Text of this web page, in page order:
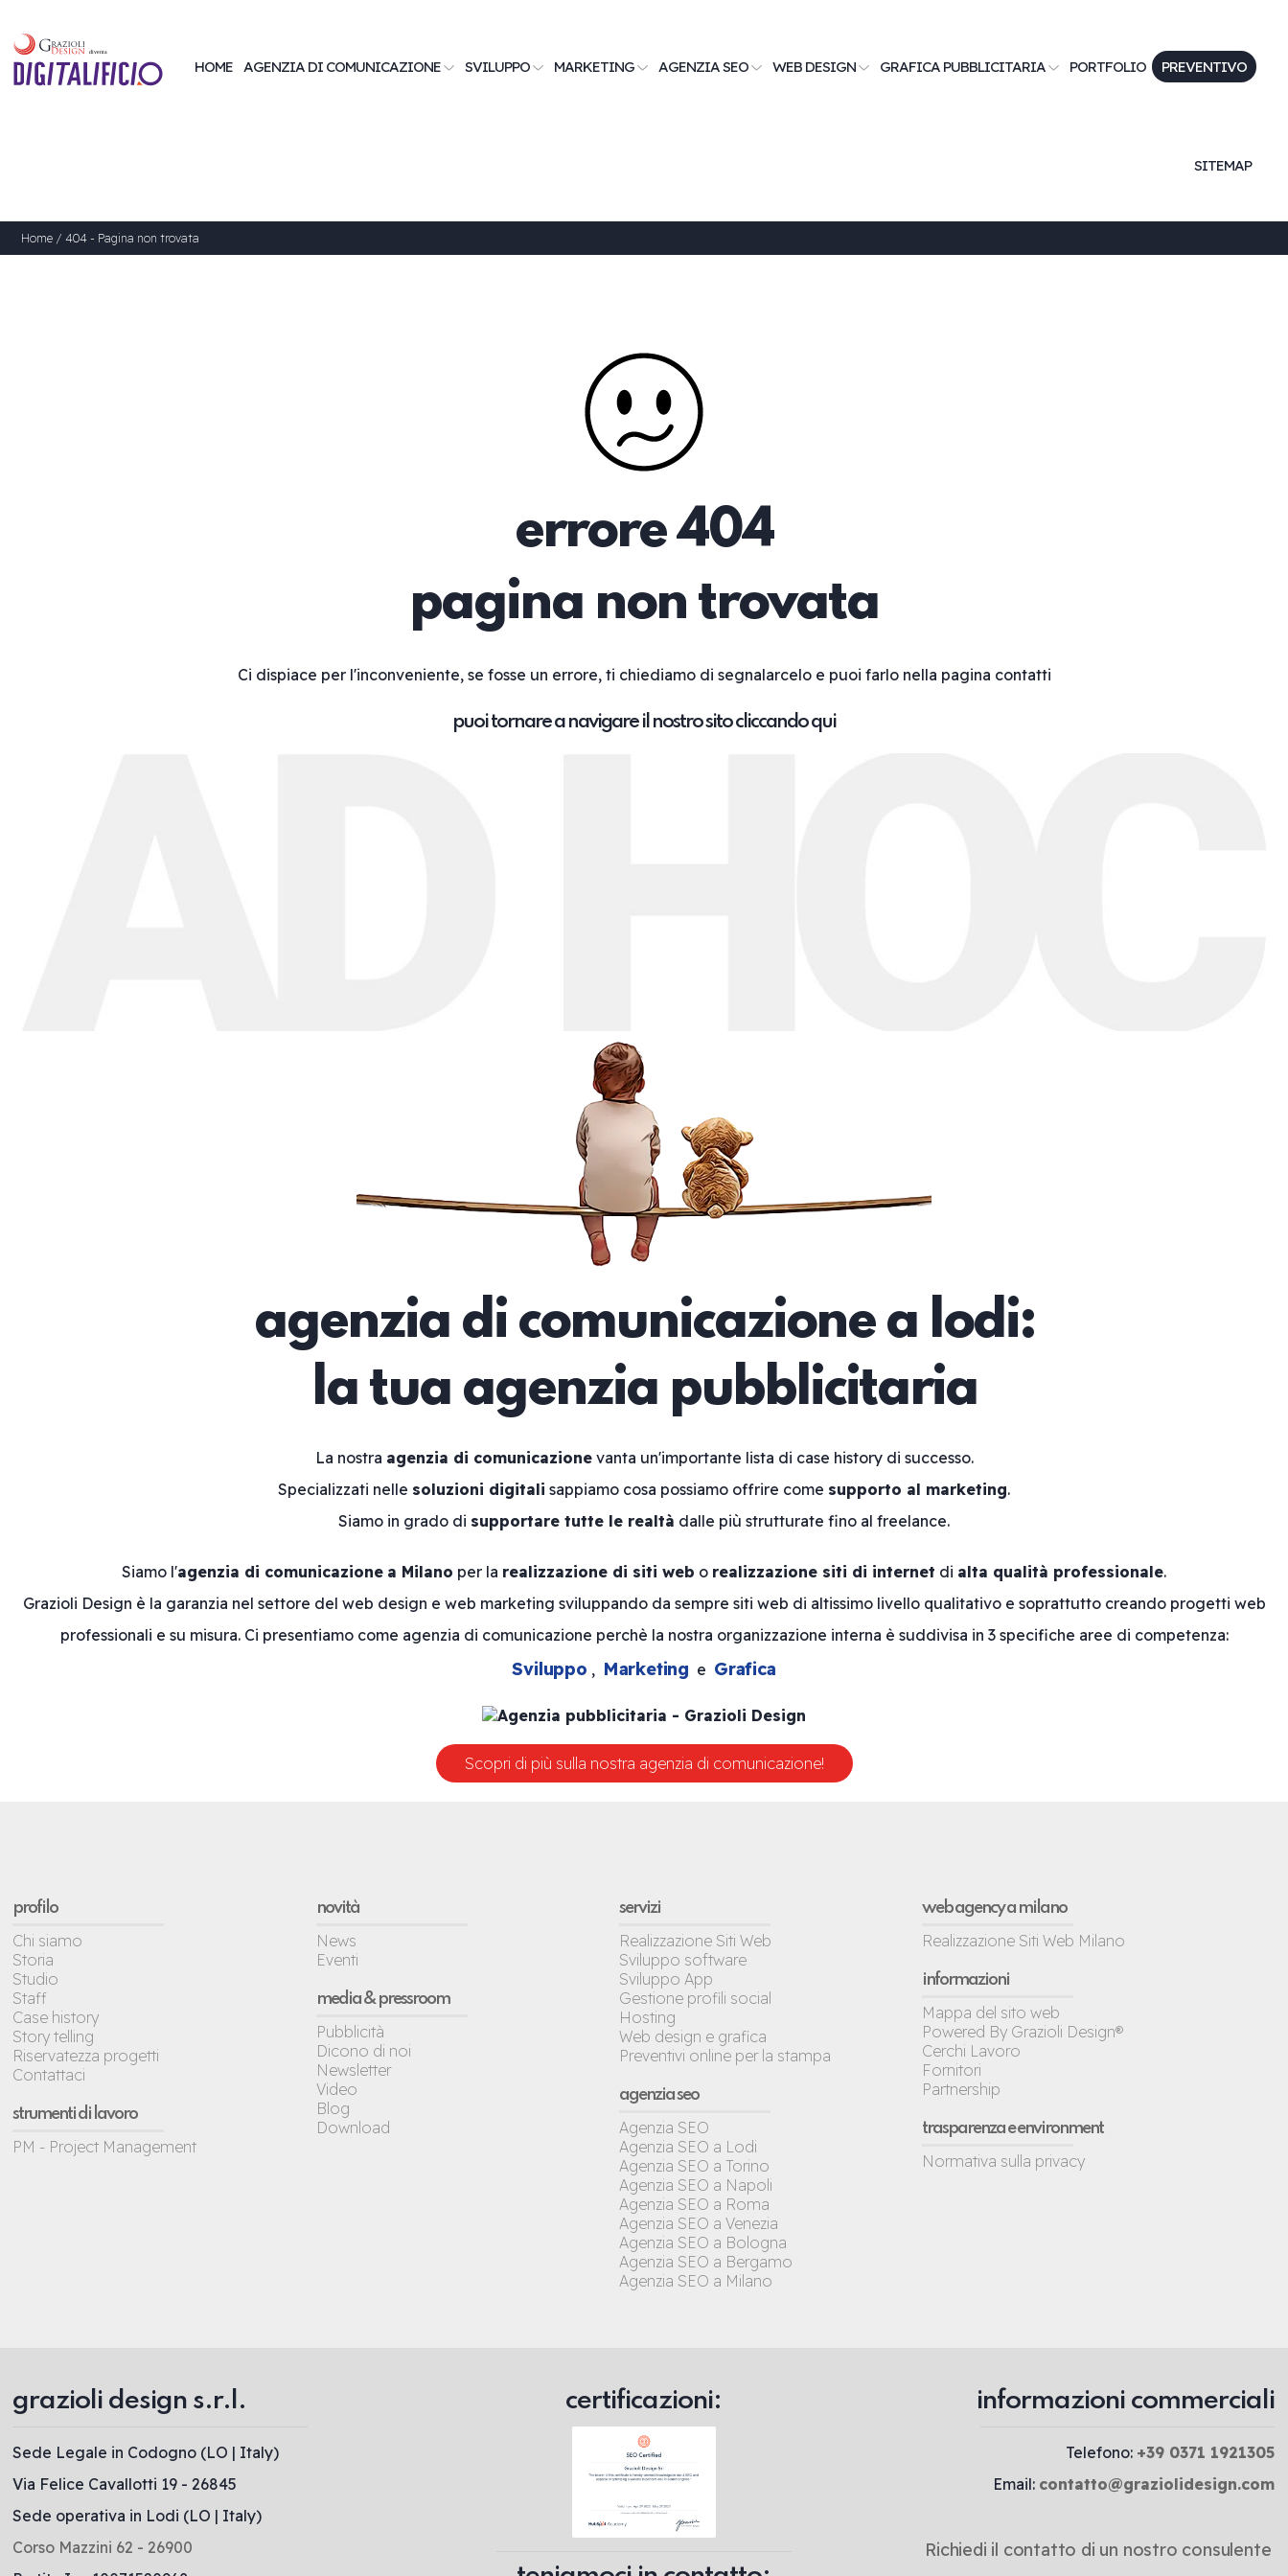
HOME AGENZIA DI COMUNICAZIONE SVILUPPO MARKETING AGENZIA SEO WEB DESIGN GRAFICA PUBBLICITARIA PORTFOLIO PREVENTIVO
SITEMAP
Home / 404 - Pagina non trovata
errore 404
pagina non trovata
Ci dispiace per l'inconveniente, se fosse un errore, ti chiediamo di segnalarcelo e puoi farlo nella pagina contatti
puoi tornare a navigare il nostro sito cliccando qui
agenzia di comunicazione a lodi:
la tua agenzia pubblicitaria
La nostra agenzia di comunicazionevanta un'importante lista di case history di successo.
Specializzati nelle soluzioni digitali sappiamo cosa possiamo offrire come supporto al marketing.
Siamo in grado di supportare tutte le realtà dalle più strutturate fino al freelance.
Siamo l'agenzia di comunicazione a Milano per la realizzazione di siti web o realizzazione siti di internet di alta qualità professionale.
Grazioli Design è la garanzia nel settore del web design e web marketing sviluppando da sempre siti web di altissimo livello qualitativo e soprattutto creando progetti web
professionali e su misura. Ci presentiamo come agenzia di comunicazione perchè la nostra organizzazione interna è suddivisa in 3 specifiche aree di competenza:
Sviluppo , Marketing e Grafica
Scopri di più sulla nostra agenzia di comunicazione!
profilo
Chi siamo
Storia
Studio
Staff
Case history
Story telling
Riservatezza progetti
Contattaci
strumenti di lavoro
PM - Project Management
novità
News
Eventi
media & pressroom
Pubblicità
Dicono di noi
Newsletter
Video
Blog
Download
servizi
Realizzazione Siti Web
Sviluppo software
Sviluppo App
Gestione profili social
Hosting
Web design e grafica
Preventivi online per la stampa
agenzia seo
Agenzia SEO
Agenzia SEO a Lodi
Agenzia SEO a Torino
Agenzia SEO a Napoli
Agenzia SEO a Roma
Agenzia SEO a Venezia
Agenzia SEO a Bologna
Agenzia SEO a Bergamo
Agenzia SEO a Milano
web agency a milano
Realizzazione Siti Web Milano
informazioni
Mappa del sito web
Powered By Grazioli Design®
Cerchi Lavoro
Fornitori
Partnership
trasparenza e environment
Normativa sulla privacy
grazioli design s.r.l.
Sede Legale in Codogno (LO | Italy)
Via Felice Cavallotti 19 - 26845
Sede operativa in Lodi (LO | Italy)
Corso Mazzini 62 - 26900
certificazioni: informazioni commerciali
Telefono: +39 0371 1921305
Email: contatto@graziolidesign.com
Richiedi il contatto di un nostro consulente